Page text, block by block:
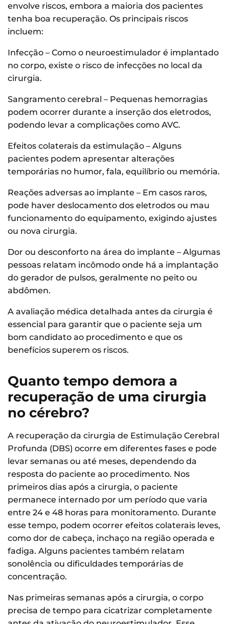
envolve riscos, embora a maioria dos pacientes
tenha boa recuperação. Os principais riscos
incluem:
Infecção – Como o neuroestimulador é implantado
no corpo, existe o risco de infecções no local da
cirurgia.
Sangramento cerebral – Pequenas hemorragias
podem ocorrer durante a inserção dos eletrodos,
podendo levar a complicações como AVC.
Efeitos colaterais da estimulação – Alguns
pacientes podem apresentar alterações
temporárias no humor, fala, equilíbrio ou memória.
Reações adversas ao implante – Em casos raros,
pode haver deslocamento dos eletrodos ou mau
funcionamento do equipamento, exigindo ajustes
ou nova cirurgia.
Dor ou desconforto na área do implante – Algumas
pessoas relatam incômodo onde há a implantação
do gerador de pulsos, geralmente no peito ou
abdômen.
A avaliação médica detalhada antes da cirurgia é
essencial para garantir que o paciente seja um
bom candidato ao procedimento e que os
benefícios superem os riscos.
Quanto tempo demora a
recuperação de uma cirurgia
no cérebro?
A recuperação da cirurgia de Estimulação Cerebral
Profunda (DBS) ocorre em diferentes fases e pode
levar semanas ou até meses, dependendo da
resposta do paciente ao procedimento. Nos
primeiros dias após a cirurgia, o paciente
permanece internado por um período que varia
entre 24 e 48 horas para monitoramento. Durante
esse tempo, podem ocorrer efeitos colaterais leves,
como dor de cabeça, inchaço na região operada e
fadiga. Alguns pacientes também relatam
sonolência ou dificuldades temporárias de
concentração.
Nas primeiras semanas após a cirurgia, o corpo
precisa de tempo para cicatrizar completamente